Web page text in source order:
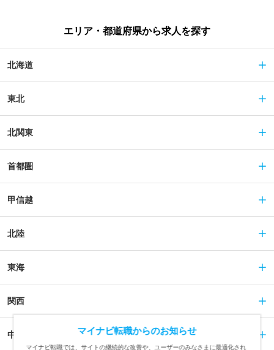
エリア・都道府県から求人を探す
北海道
東北
北関東
首都圏
甲信越
北陸
東海
関西
中国 マイナビ転職からのお知らせ
マイナビ転職では、サイトの継続的な改善や、ユーザーのみなさまに最適化され